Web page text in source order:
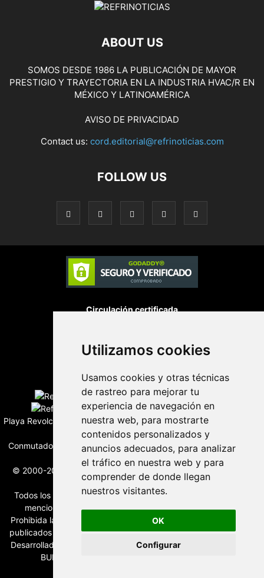
Utilizamos cookies
Usamos cookies y otras técnicas
de rastreo para mejorar tu
experiencia de navegación en
nuestra web, para mostrarte
contenidos personalizados y
anuncios adecuados, para analizar
el tráfico en nuestra web y para
comprender de donde llegan
nuestros visitantes.
OK
Configurar
ABOUT US
SOMOS DESDE 1986 LA PUBLICACIÓN DE MAYOR
PRESTIGIO Y TRAYECTORIA EN LA INDUSTRIA HVAC/R EN
MÉXICO Y LATINOAMÉRICA
AVISO DE PRIVACIDAD
Contact us: cord.editorial@refrinoticias.com
FOLLOW US
Circulación certificada
Desarrollado por
Edición digital con tecnología
Playa Revolcadero 222 Col. Reforma Iztaccihuatl Norte C.P. 08810
CIUDAD DE MEXICO
Conmutador CIUDAD DE MEXICO (+52) 555 740 4476, 555 740
© 2000-2026 BURO DE MERCADOTECNIA DEL CENTRO, S.A.
Todos los derechos reservados
Todos los nombres, marcas, logotipos, productos e imagenes
mencionados son propiedad de sus respectivos dueños
Prohibida la reproducción total o parcial de los contenidos aqui
publicados incluyendo cualquier medio electrónico o magnético
Desarrollado por REFRINOTICIAS INTERACTIVE una división de
BURO DE MERCADOTECNIA DEL CENTRO, S.A.